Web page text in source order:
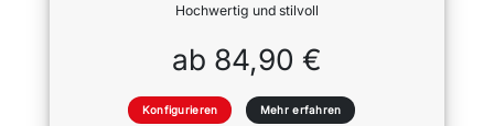
Hochwertig und stilvoll
ab 84,90 €
Konfigurieren Mehr erfahren